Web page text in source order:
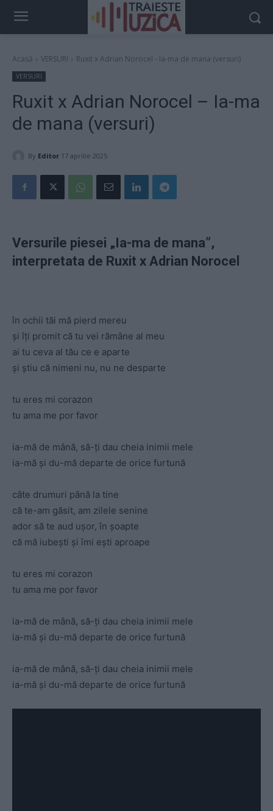
Acasă VERSURI Ruxit x Adrian Norocel - Ia-ma de mana (versuri)
VERSURI
Ruxit x Adrian Norocel – Ia-ma
de mana (versuri)
By Editor 17 aprilie 2025
Versurile piesei „Ia-ma de mana”,
interpretata de Ruxit x Adrian Norocel
în ochii tăi mă pierd mereu
și îți promit că tu vei rămâne al meu
ai tu ceva al tău ce e aparte
și știu că nimeni nu, nu ne desparte
tu eres mi corazon
tu ama me por favor
ia-mă de mână, să-ți dau cheia inimii mele
ia-mă și du-mă departe de orice furtună
câte drumuri până la tine
că te-am găsit, am zilele senine
ador să te aud ușor, în șoapte
că mă iubești și îmi ești aproape
tu eres mi corazon
tu ama me por favor
ia-mă de mână, să-ți dau cheia inimii mele
ia-mă și du-mă departe de orice furtună
ia-mă de mână, să-ți dau cheia inimii mele
ia-mă și du-mă departe de orice furtună